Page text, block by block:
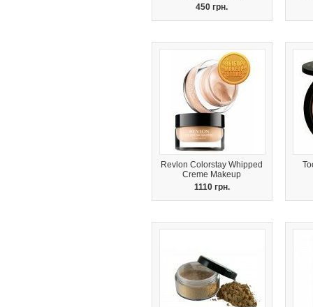
450 грн.
Revlon Colorstay Whipped
Creme Makeup
1110 грн.